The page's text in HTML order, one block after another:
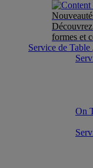
formes et
Service de Table
On